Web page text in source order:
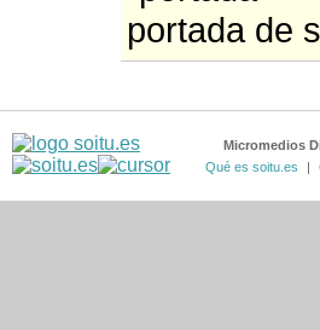
portada de
Micromedios
Qué es soitu.es